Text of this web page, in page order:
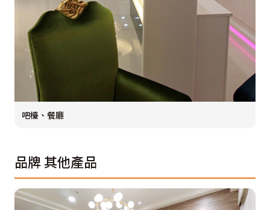
吧檯、餐廳
品牌其他產品